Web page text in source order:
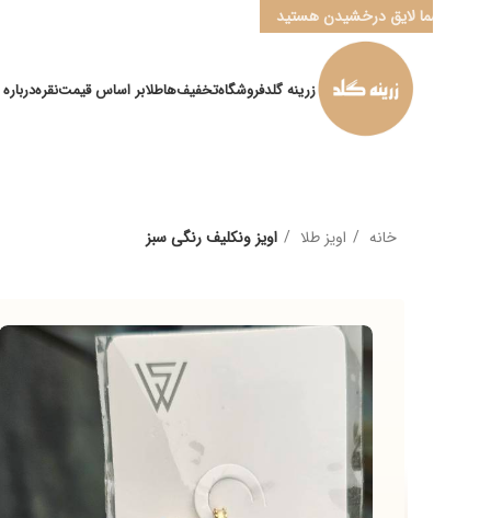
زرینه گلد فروشگاهتخفیف‌هاطلابر اساس قیمتنقرهدرباره ماکانال ”
اویز طلا اویز ونکلیف رنگی سبز
لایق درخشیدن هستید